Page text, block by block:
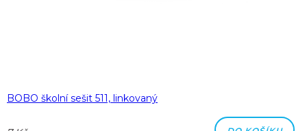
BOBO školní sešit 511, linkovaný